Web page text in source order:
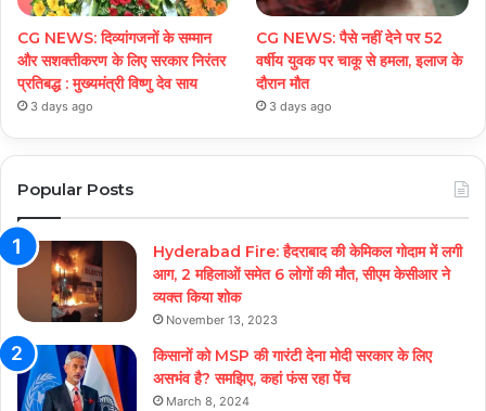
CG NEWS: दिव्यांगजनों के सम्मान
और सशक्तीकरण के लिए सरकार निरंतर
प्रतिबद्ध : मुख्यमंत्री विष्णु देव साय
3 days ago
CG NEWS: पैसे नहीं देने पर 52
वर्षीय युवक पर चाकू से हमला, इलाज के
दौरान मौत
3 days ago
Popular Posts
Hyderabad Fire: हैदराबाद की केमिकल गोदाम में लगी
आग, 2 महिलाओं समेत 6 लोगों की मौत, सीएम केसीआर ने
व्यक्त किया शोक
November 13, 2023
किसानों को MSP की गारंटी देना मोदी सरकार के लिए
असभंव है? समझिए, कहां फंस रहा पेंच
March 8, 2024